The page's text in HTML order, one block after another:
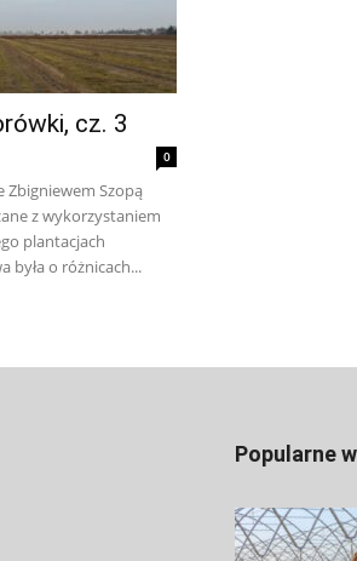
cz. 3
0
Zbigniewem Szopą
z wykorzystaniem
plantacjach
była o różnicach...
Popularne